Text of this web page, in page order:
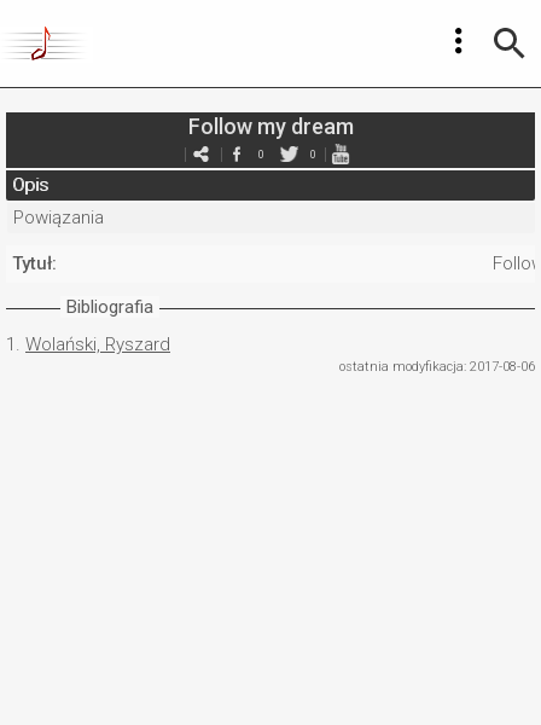
Follow my dream
0 0
Opis
Powiązania
Tytuł:
Bibliografia
1. Wolański, Ryszard
ostatnia modyfikacja: 2017-08-06